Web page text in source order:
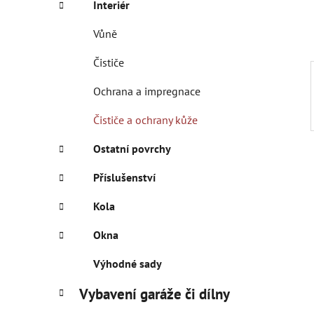
Interiér
Vůně
Čističe
Ochrana a impregnace
Čističe a ochrany kůže
Ostatní povrchy
Příslušenství
Kola
Okna
Výhodné sady
Vybavení garáže či dílny